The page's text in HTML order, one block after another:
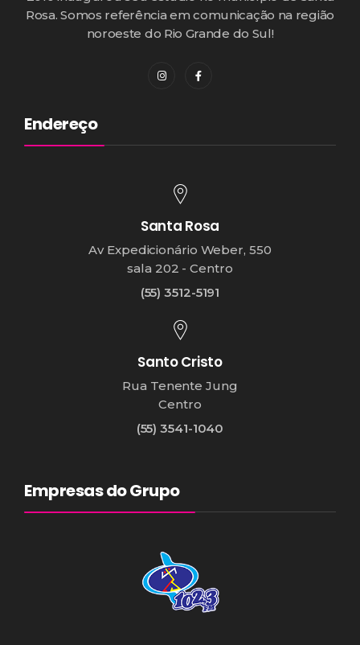
Rosa. Somos referência em comunicação na região
noroeste do Rio Grande do Sul!
Endereço
Santa Rosa
Av Expedicionário Weber, 550
sala 202 - Centro
(55) 3512-5191
Santo Cristo
Rua Tenente Jung
Centro
(55) 3541-1040
Empresas do Grupo